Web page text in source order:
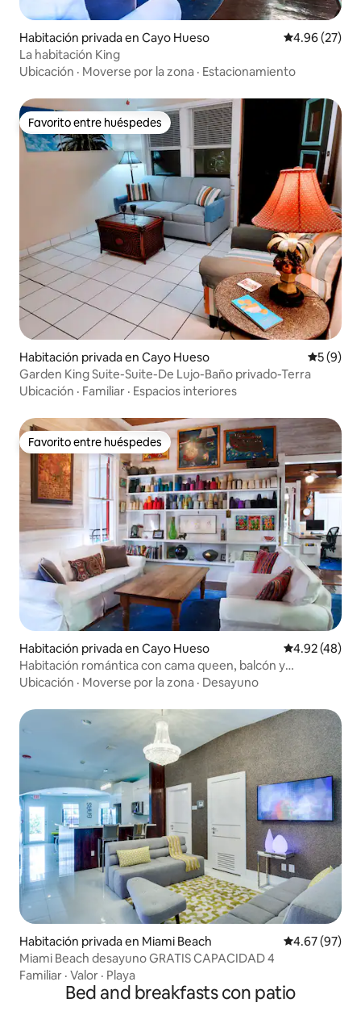
Habitación privada en Cayo Hueso Calificación
4.96 (27)
La habitación King
Ubicación · Moverse por la zona · Estacionamiento
Favorito entre huéspedes
Favorito entre huéspedes
Habitación privada en Cayo Hueso
5 (9)
Garden King Suite-Suite-De Lujo-Baño privado-Terra
Ubicación · Familiar · Espacios interiores
Favorito entre huéspedes
Favorito entre huéspedes
Habitación privada en Cayo Hueso Calificación
4.92 (48)
Habitación romántica con cama queen, balcón y
desayuno, azul
Ubicación · Moverse por la zona · Desayuno
Habitación privada en Miami Beach Calificación
4.67 (97)
Miami Beach desayuno GRATIS CAPACIDAD 4
Familiar · Valor · Playa
Bed and breakfasts con patio